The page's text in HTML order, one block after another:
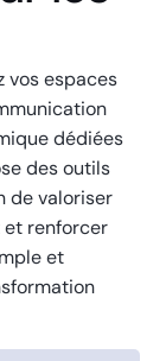
vos espaces
dédiées
des outils
de valoriser
et renforcer
et